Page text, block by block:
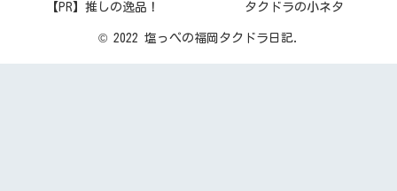
【PR】推しの逸品！ タクドラの小ネタ
© 2022 塩っぺの福岡タクドラ日記.